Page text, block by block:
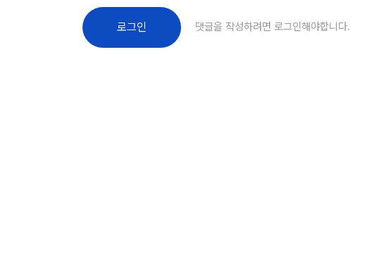
로그인 댓글을 작성하려면 로그인해야합니다.